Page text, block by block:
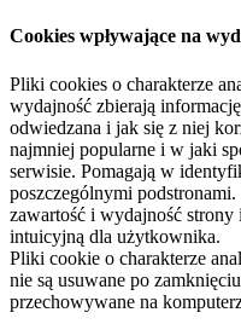
Cookies wpływające na
Pliki cookies o charakterze
wydajność zbierają
odwiedzana i jak się z niej
najmniej popularne i w jaki
serwisie. Pomagają w
poszczególnymi
zawartość i wydajność
intuicyjną dla użytkownika.
Pliki cookie o charakterze
nie są usuwane po
przechowywane na